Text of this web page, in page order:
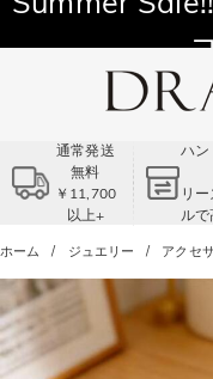
11,700円
Summer
通常発送
無料
￥11,700
以上+
ハン
リ
ル
ホーム ジュエリー アクセ